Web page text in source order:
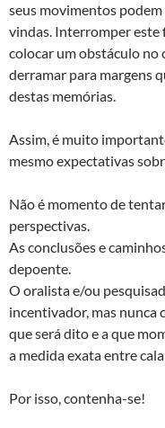
seus movimentos
vindas. Interromper este
colocar um obstáculo no
derramar para margens
destas memórias.
Assim, é muito
mesmo expectativas
Não é momento de
perspectivas.
As conclusões e
depoente.
O oralista e/ou
incentivador, mas nunca
que será dito e a que
a medida exata entre
Por isso, contenha-se!